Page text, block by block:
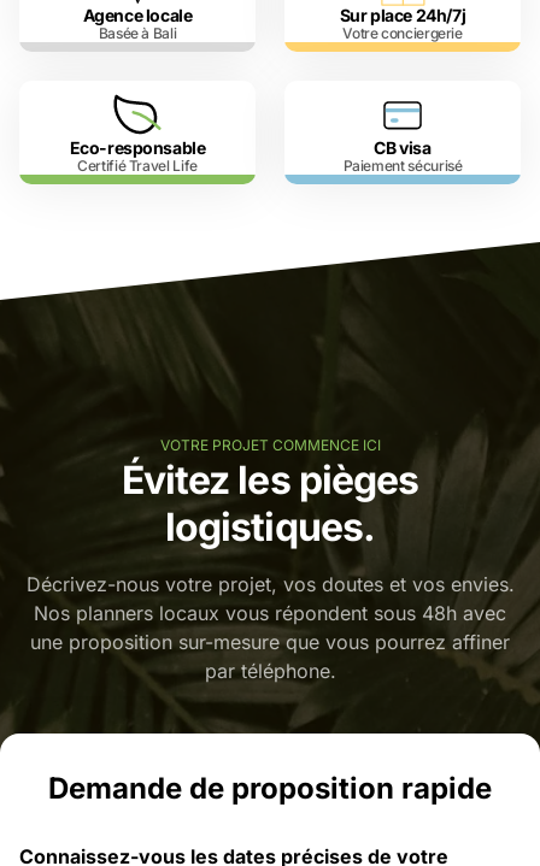
Agence locale
Basée à Bali
Sur place 24h/7j
Votre conciergerie
Eco-responsable
Certifié Travel Life
CB visa
Paiement sécurisé
VOTRE PROJET COMMENCE ICI
Évitez les pièges
logistiques.
Décrivez-nous votre projet, vos doutes et vos envies.
Nos planners locaux vous répondent sous 48h avec
une proposition sur-mesure que vous pourrez affiner
par téléphone.
Demande de proposition rapide
Connaissez-vous les dates précises de votre